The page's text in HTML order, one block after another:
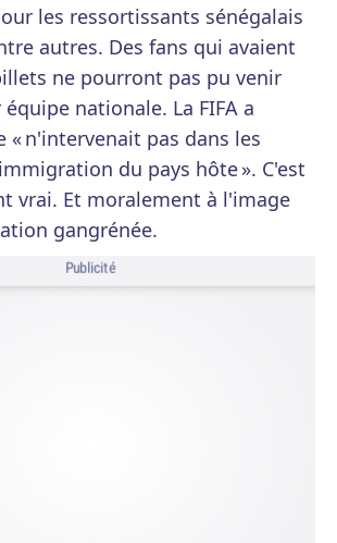
les ressortissants sénégalais
autres. Des fans qui avaient
ne pourront pas pu venir
nationale. La FIFA a
« n'intervenait pas dans les
du pays hôte ». C'est
vrai. Et moralement à l'image
gangrénée.
Publicité